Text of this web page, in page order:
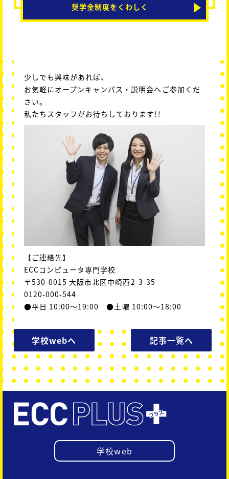
奨学金制度をくわしく
少しでも興味があれば、
お気軽にオープンキャンパス・説明会へご参加くだ
さい。
私たちスタッフがお待ちしております!!
【ご連絡先】
ECCコンピュータ専門学校
〒530-0015 大阪市北区中崎西2-3-35
0120-000-544
●平日 10:00～19:00 ●土曜 10:00～18:00
学校webへ 記事一覧へ
学校web